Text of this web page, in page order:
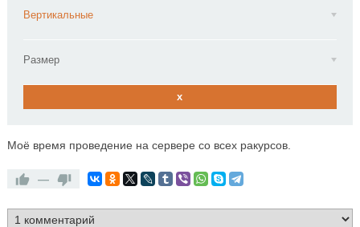
Вертикальные
Размер
x
Моё время проведение на сервере со всех ракурсов.
—